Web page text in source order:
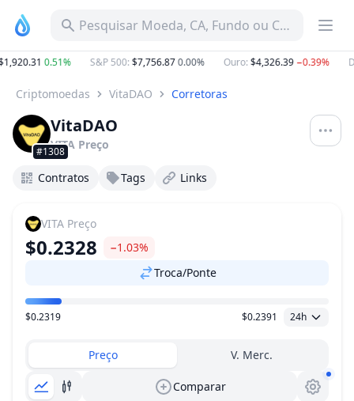
Pesquisar Moeda, CA, Fundo ou Categoria
0.51% S&P 500:$7,756.870.00% Ouro:$4,326.39−0.39%
Criptomoedas VitaDAO Corretoras
#1308
VitaDAO
VITA Preço
Contratos Tags Links
VITA Preço
$0.2328
−1.03%
Troca/Ponte
Faixa de preço
$0.2319 $0.2391 24h
Preço V. Merc.
Comparar